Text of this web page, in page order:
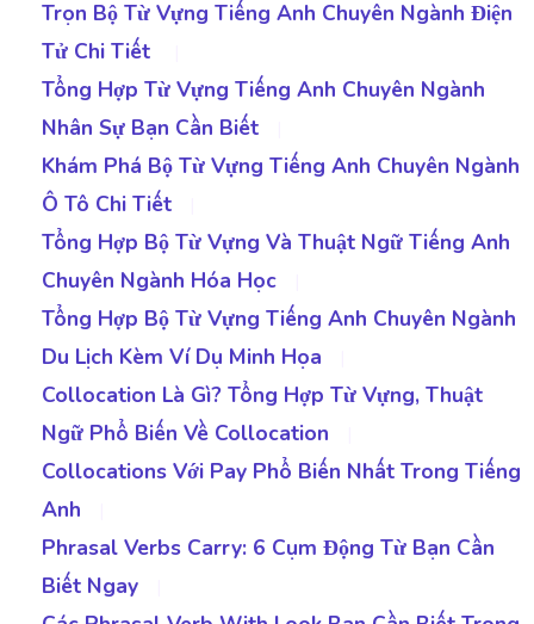
Trọn Bộ Từ Vựng Tiếng Anh Chuyên Ngành Điện
Tử Chi Tiết
Tổng Hợp Từ Vựng Tiếng Anh Chuyên Ngành
Nhân Sự Bạn Cần Biết
Khám Phá Bộ Từ Vựng Tiếng Anh Chuyên Ngành
Ô Tô Chi Tiết
Tổng Hợp Bộ Từ Vựng Và Thuật Ngữ Tiếng Anh
Chuyên Ngành Hóa Học
Tổng Hợp Bộ Từ Vựng Tiếng Anh Chuyên Ngành
Du Lịch Kèm Ví Dụ Minh Họa
Collocation Là Gì? Tổng Hợp Từ Vựng, Thuật
Ngữ Phổ Biến Về Collocation
Collocations Với Pay Phổ Biến Nhất Trong Tiếng
Anh
Phrasal Verbs Carry: 6 Cụm Động Từ Bạn Cần
Biết Ngay